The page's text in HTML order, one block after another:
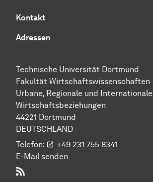
Kontakt
Adressen
Technische Uni­ver­si­tät Dort­mund
Fakultät Wirtschafts­wissen­schaften
Urbane, Regionale und Internationale
Wirtschaftsbeziehungen
44221 Dort­mund
DEUTSCHLAND
Telefon:
+49 231 755 8341
E-Mail senden